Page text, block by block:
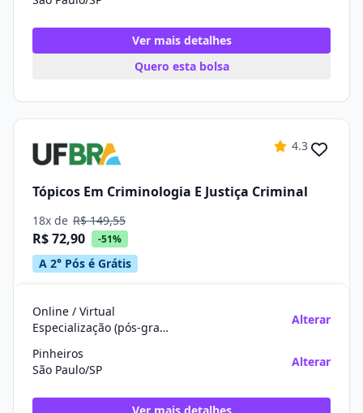
Ver mais detalhes
Quero esta bolsa
4.3
Tópicos Em Criminologia E Justiça Criminal
18x de R$ 149,55
R$ 72,90 -51%
A 2° Pós é Grátis
Online / Virtual
Especialização (pós-graduação)
Alterar
Pinheiros
São Paulo/SP
Alterar